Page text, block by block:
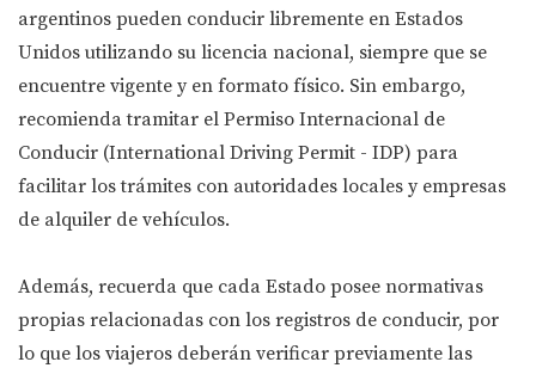
argentinos pueden conducir libremente en Estados
Unidos utilizando su licencia nacional, siempre que se
encuentre vigente y en formato físico. Sin embargo,
recomienda tramitar el Permiso Internacional de
Conducir (International Driving Permit - IDP) para
facilitar los trámites con autoridades locales y empresas
de alquiler de vehículos.
Además, recuerda que cada Estado posee normativas
propias relacionadas con los registros de conducir, por
lo que los viajeros deberán verificar previamente las